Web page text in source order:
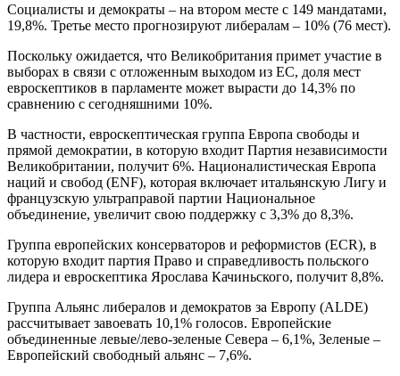
Социалисты и демократы – на втором месте с 149 мандатами,
19,8%. Третье место прогнозируют либералам – 10% (76 мест).
Поскольку ожидается, что Великобритания примет участие в
выборах в связи с отложенным выходом из ЕС, доля мест
евроскептиков в парламенте может вырасти до 14,3% по
сравнению с сегодняшними 10%.
В частности, евроскептическая группа Европа свободы и
прямой демократии, в которую входит Партия независимости
Великобритании, получит 6%. Националистическая Европа
наций и свобод (ENF), которая включает итальянскую Лигу и
французскую ультраправой партии Национальное
объединение, увеличит свою поддержку с 3,3% до 8,3%.
Группа европейских консерваторов и реформистов (ECR), в
которую входит партия Право и справедливость польского
лидера и евроскептика Ярослава Качиньского, получит 8,8%.
Группа Альянс либералов и демократов за Европу (ALDE)
рассчитывает завоевать 10,1% голосов. Европейские
объединенные левые/лево-зеленые Севера – 6,1%, Зеленые –
Европейский свободный альянс – 7,6%.